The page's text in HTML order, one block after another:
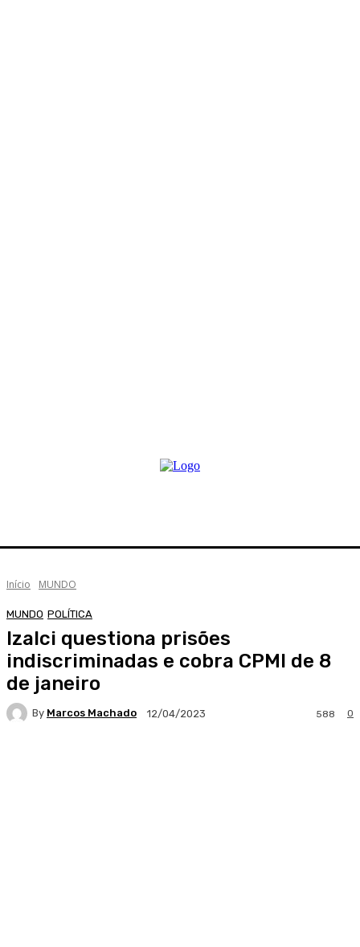
Início MUNDO
MUNDO POLÍTICA
Izalci questiona prisões
indiscriminadas e cobra CPMI de 8
de janeiro
By Marcos Machado 12/04/2023 0
588